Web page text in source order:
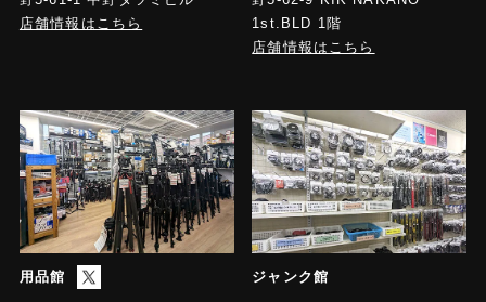
店舗情報はこちら
1st.BLD 1階
店舗情報はこちら
用品館 ジャンク館